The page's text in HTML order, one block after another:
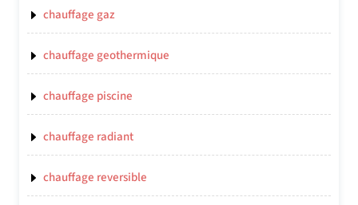
chauffage gaz
chauffage geothermique
chauffage piscine
chauffage radiant
chauffage reversible